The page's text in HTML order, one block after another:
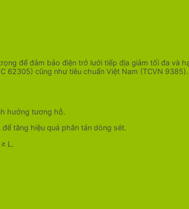
để đảm bảo điện trở lưới tiếp địa giảm tối đa và
62305) cũng như tiêu chuẩn Việt Nam (TCVN 9385).
hưởng tương hỗ.
tăng hiệu quả phân tán dòng sét.
L.